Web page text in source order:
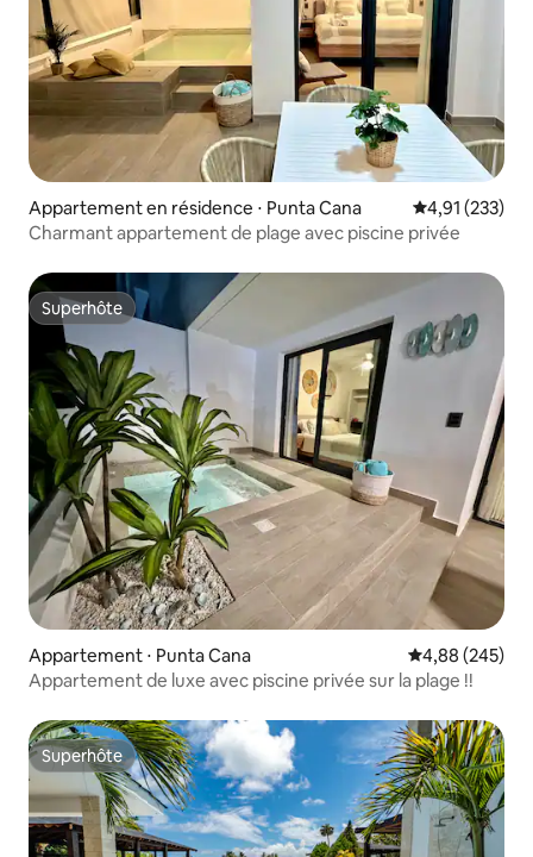
Appartement en résidence ⋅ Punta Cana Évaluation
4,91 (233)
Charmant appartement de plage avec piscine privée
Superhôte
Superhôte
Appartement ⋅ Punta Cana Évaluation
4,88 (245)
Appartement de luxe avec piscine privée sur la plage !!
Superhôte
Superhôte